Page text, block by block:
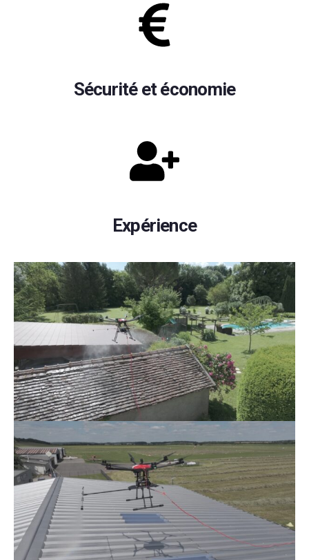
Sécurité et économie
Expérience